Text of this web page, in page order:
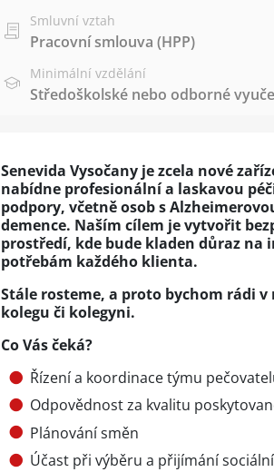
Smluvní vztah
Pracovní smlouva (HPP)
Minimální vzdělání
Středoškolské nebo odborné
Senevida Vysočany je zcela nové
nabídne profesionální a laskavou
podpory, včetně osob s
demence. Naším cílem je vytvořit
prostředí, kde bude kladen důraz
potřebám každého klienta.
Stále rosteme, a proto bychom rádi
kolegu či kolegyni.
Co Vás čeká?
Řízení a koordinace týmu
Odpovědnost za kvalitu
Plánování směn
Účast při výběru a přijímání